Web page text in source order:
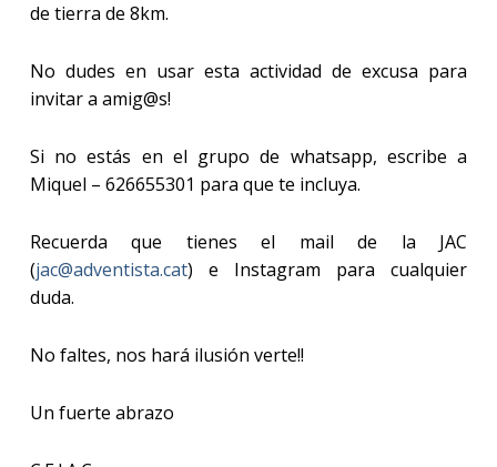
de tierra de 8km.
No dudes en usar esta actividad de excusa para
invitar a amig@s!
Si no estás en el grupo de whatsapp, escribe a
Miquel – 626655301 para que te incluya.
Recuerda que tienes el mail de la JAC
(jac@adventista.cat) e Instagram para cualquier
duda.
No faltes, nos hará ilusión verte!!
Un fuerte abrazo